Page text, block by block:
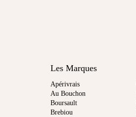
Les Marques
Apérivrais
Au Bouchon
Boursault
Brebiou